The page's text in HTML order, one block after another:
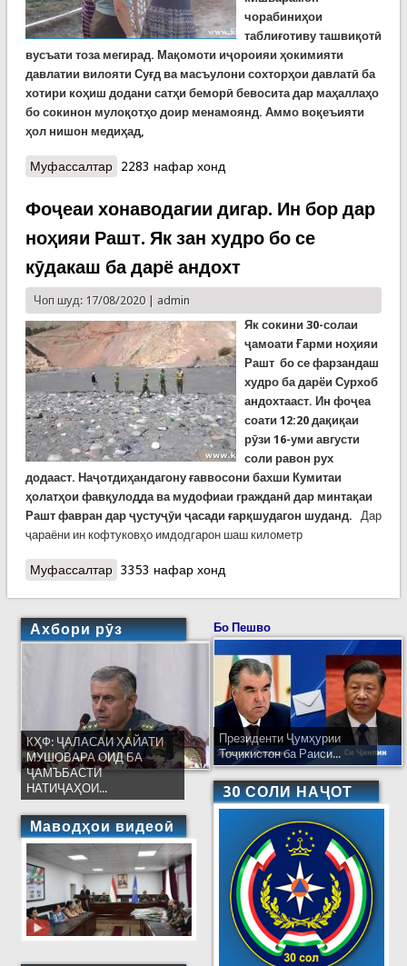
чорабиниҳои
таблиғотиву ташвиқотӣ
вусъати тоза мегирад. Мақомоти иҷороияи ҳокимияти
давлатии вилояти Суғдва масъулони сохторҳои давлатӣ ба
хотири коҳиш додани сатҳи беморӣ бевосита дар маҳаллаҳо
бо сокинон мулоқотҳо доир менамоянд. Аммо воқеъияти
ҳол нишон медиҳад,
Муфассалтаро Пешгирӣ аз сироят ба КОВИД-19. Корҳои
2283 нафар хонд
Фоҷеаи хонаводагии дигар. Ин бор дар
ноҳияи Рашт. Як зан худро бо се
кӯдакаш ба дарё андохт
Чоп шуд: 17/08/2020 | admin
Як сокини 30-солаи
ҷамоати Ғарми ноҳияи
Рашт бо се фарзандаш
худро ба дарёи Сурхоб
андохтааст. Ин фоҷеа
соати 12:20 дақиқаи
рӯзи 16-уми августи
соли равон рух
додааст. Наҷотдиҳандагону ғаввосони бахши Кумитаи
ҳолатҳои фавқулодда ва мудофиаи гражданӣ дар минтақаи
Рашт фавран дар ҷустуҷӯи ҷасади ғарқшудагон шуданд. Дар
ҷараёни ин кофтуковҳо имдодгарон шаш километр
Муфассалтаро Фоҷеаи хонаводагии дигар. Ин бор дар ноҳияи
3353 нафар хонд
Ахбори рӯз
КҲФ: ҶАЛАСАИ ҲАЙАТИ
МУШОВАРА ОИД БА
ҶАМЪБАСТИ
НАТИҶАҲОИ...
Маводҳои видеоӣ
Бо Пешво
Президенти Ҷумҳурии
Тоҷикистон ба Раиси...
30 СОЛИ НАҶОТ